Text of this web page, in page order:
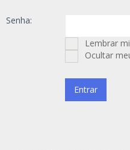
Senha:
Lembrar
Ocultar